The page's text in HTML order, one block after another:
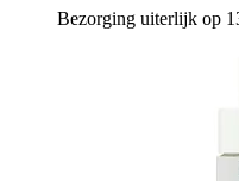
Bezorging uiterlijk op